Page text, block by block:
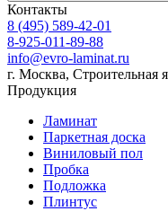
Контакты
8 (495) 589-42-01
8-925-011-89-88
info@evro-laminat.ru
г. Москва,
Продукция
Ламинат
Паркетная доска
Виниловый пол
Пробка
Подложка
Плинтус